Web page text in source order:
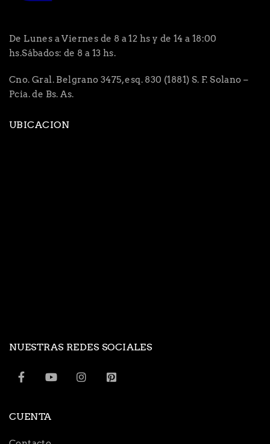
De Lunes a Viernes de 8 a 12 hs y de 14 a 18:00
hs.Sábados: de 8 a 13 hs.
Cno. Gral. Belgrano 3475, esq. 830 (1881) S. F. Solano –
Pcia. de Bs. As.
UBICACION
NUESTRAS REDES SOCIALES
CUENTA